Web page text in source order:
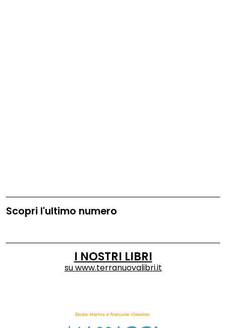
Scopri l'ultimo numero
I NOSTRI LIBRI
suwww.terranuovalibri.it